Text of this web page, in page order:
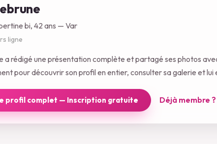
bi, 42 ans — Var
ligne
a rédigé une présentation complète et partagé ses photos
pour découvrir son profil en entier, consulter sa galerie et
profil complet — Inscription gratuite Déjà membre